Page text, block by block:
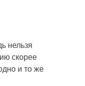
нельзя
скорее
и то же